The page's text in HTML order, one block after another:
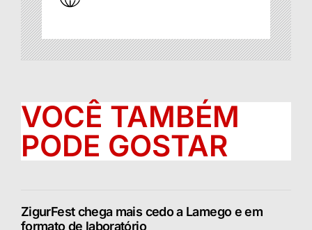
VOCÊ TAMBÉM
PODE GOSTAR
ZigurFest chega mais cedo a Lamego e em
formato de laboratório